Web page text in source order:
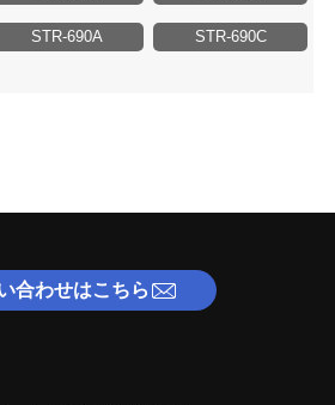
STR-690A STR-690C
合わせはこちら